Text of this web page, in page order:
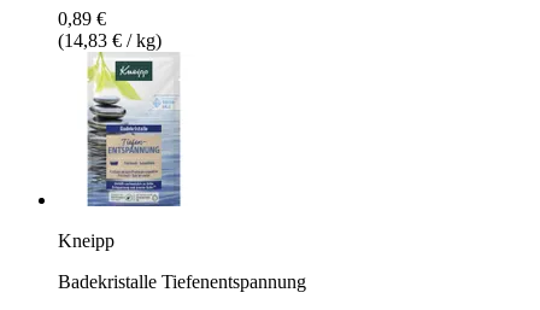
0,89 €
(14,83 € / kg)
Kneipp
Badekristalle Tiefenentspannung